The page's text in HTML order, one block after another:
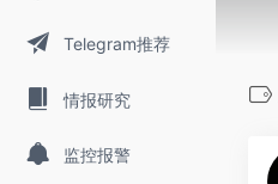
Telegram推荐
情报研究
监控报警